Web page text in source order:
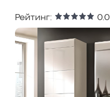
Рейтинг: 0.0